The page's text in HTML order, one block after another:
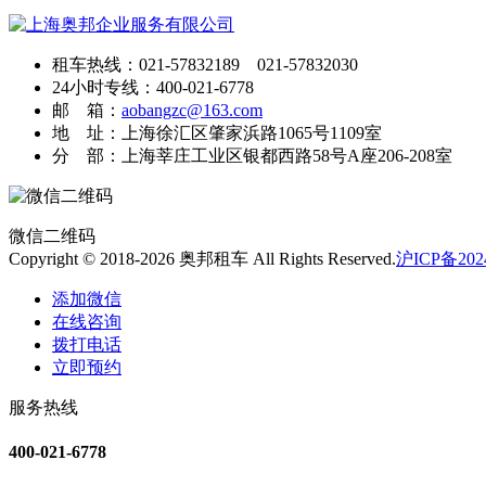
租车热线：021-57832189 021-57832030
24小时专线：400-021-6778
邮 箱： aobangzc@163.com
地 址：上海徐汇区肇家浜路1065号1109室
分 部：上海莘庄工业区银都西路58号A座206-208室
微信二维码
Copyright © 2018-2026 奥邦租车 All Rights Reserved.沪ICP备
添加微信
在线咨询
拨打电话
立即预约
服务热线
400-021-6778